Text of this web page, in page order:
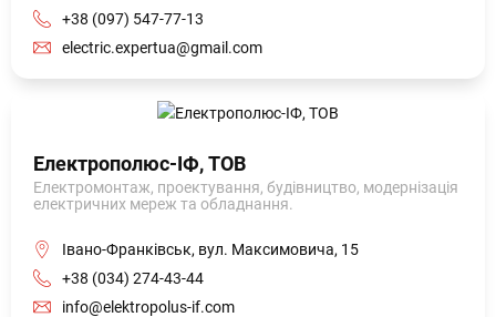
+38 (097) 547-77-13
electric.expertua@gmail.com
Електрополюс-ІФ, ТОВ
Електромонтаж, проектування, будівництво, модернізація
електричних мереж та обладнання.
Івано-Франківськ, вул. Максимовича, 15
+38 (034) 274-43-44
info@elektropolus-if.com